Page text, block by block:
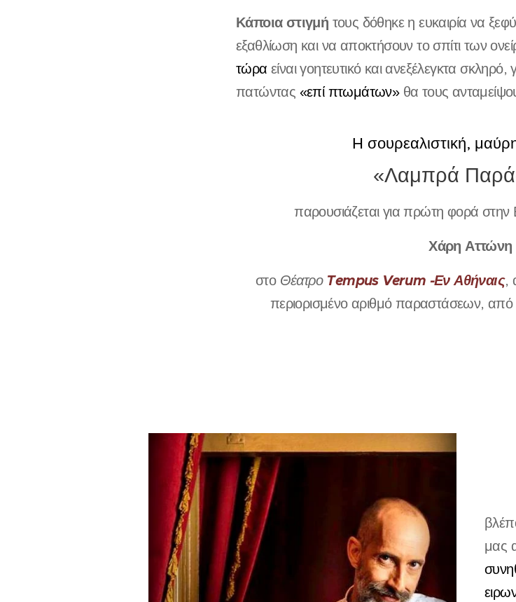
Κάποια στιγμή τους δόθηκε η ευκαιρία να
εξαθλίωση και να αποκτήσουν το σπίτι των
τώρα είναι γοητευτικό και ανεξέλεγκτα
πατώντας «επί πτωμάτων»θα τους
Η σουρεαλιστική,
«Λαμπρά
παρουσιάζεται για πρώτη φορά
Χάρη Αττώνη
στοΘέατρο Tempus Verum -Εν Αθήναις,
περιορισμένο αριθμό παραστάσεων, από
μας